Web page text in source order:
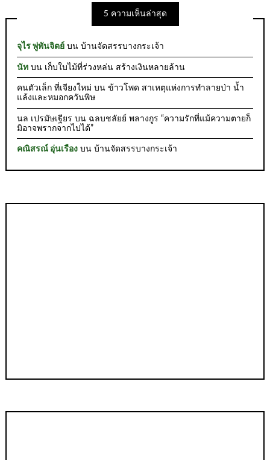
5 ความเห็นล่าสุด
จุไร พู่พันจิตย์ บนบ้านจัดสรรบางกระเจ้า
นัท บน เก็บใบไม้ที่ร่วงหล่น สร้างเงินหลายล้าน
คนตัวเล็ก ที่เจียงใหม่ บนข้าวโพด สาเหตุแห่งการทำลายป่า น้ำ
แล้งและหมอกควันพิษ
นล เปรมัษเฐียร บน ฉลบชลัยย์ พลางกูร “ความรักที่แม้ความตายก็
มิอาจพรากจากไปได้”
คณิสรณ์ อุ่นเรือง บนบ้านจัดสรรบางกระเจ้า